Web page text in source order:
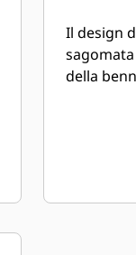
Il design
della